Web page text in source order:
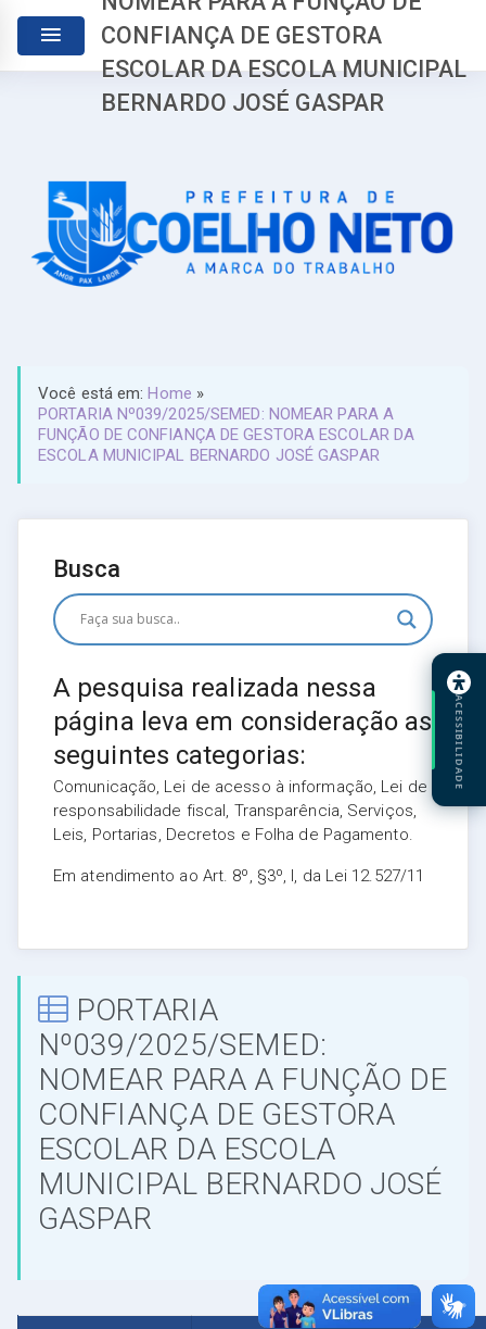
CONFIANÇA DE GESTORA
ESCOLAR DA ESCOLA MUNICIPAL
BERNARDO JOSÉ GASPAR
Você está em:Home »
PORTARIA Nº039/2025/SEMED: NOMEAR PARA A
FUNÇÃO DE CONFIANÇA DE GESTORA ESCOLAR DA
ESCOLA MUNICIPAL BERNARDO JOSÉ GASPAR
Busca
A pesquisa realizada nessa
página leva em consideração as
seguintes categorias:
Comunicação, Lei de acesso à informação, Lei de
responsabilidade fiscal, Transparência, Serviços,
Leis, Portarias, Decretos e Folha de Pagamento.
Em atendimento ao Art. 8º, §3º, I, da Lei 12.527/11
PORTARIA
Nº039/2025/SEMED:
NOMEAR PARA A FUNÇÃO DE
CONFIANÇA DE GESTORA
ESCOLAR DA ESCOLA
MUNICIPAL BERNARDO JOSÉ
GASPAR
ACESSIBILIDADE